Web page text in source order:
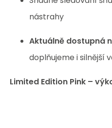
nástrahy
Aktuálně dostupná
doplňujeme i silnější
Limited Edition Pink –